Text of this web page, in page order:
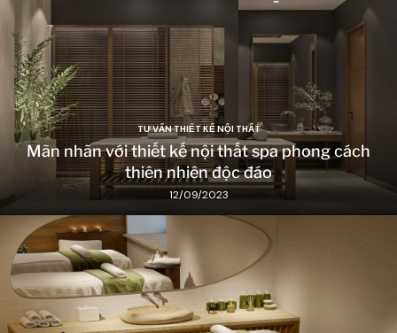
TƯ VẤN THIẾT KẾ NỘI THẤT
Mãn nhãn với thiết kế nội thất spa phong cách
thiên nhiên độc đáo
12/09/2023